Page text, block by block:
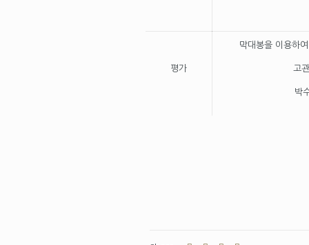
평가
막대봉을 이용하
고
박